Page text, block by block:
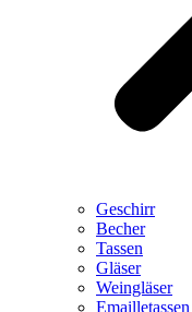
Geschirr
Becher
Tassen
Gläser
Weingläser
Emailletassen